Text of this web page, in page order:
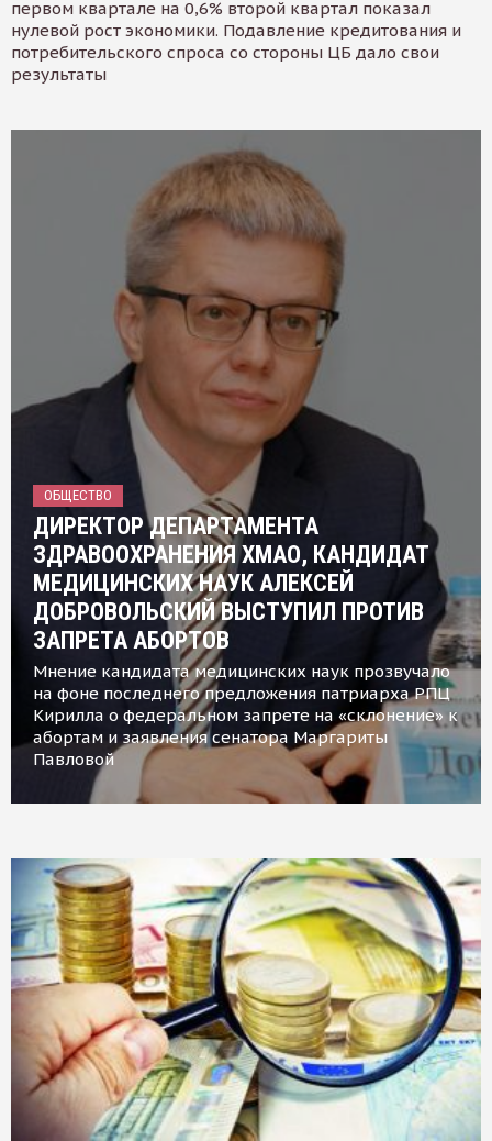
первом квартале на 0,6% второй квартал показал
нулевой рост экономики. Подавление кредитования и
потребительского спроса со стороны ЦБ дало свои
результаты
ОБЩЕСТВО
ДИРЕКТОР ДЕПАРТАМЕНТА
ЗДРАВООХРАНЕНИЯ ХМАО, КАНДИДАТ
МЕДИЦИНСКИХ НАУК АЛЕКСЕЙ
ДОБРОВОЛЬСКИЙ ВЫСТУПИЛ ПРОТИВ
ЗАПРЕТА АБОРТОВ
Мнение кандидата медицинских наук прозвучало
на фоне последнего предложения патриарха РПЦ
Кирилла о федеральном запрете на «склонение» к
абортам и заявления сенатора Маргариты
Павловой